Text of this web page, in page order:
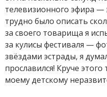
телевизионного эфира —
трудно было описать
за своего товарища я
за кулисы фестиваля —
звёздами эстрады, я
прославился! Круче
моему детскому